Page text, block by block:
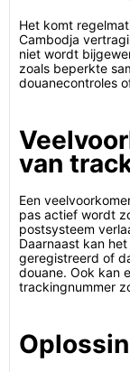
Het komt
Cambodja
niet wordt
zoals beperkte
douanecontroles
van
Een
pas actief wordt
postsysteem
Daarnaast kan
geregistreerd of
douane. Ook kan
trackingnummer